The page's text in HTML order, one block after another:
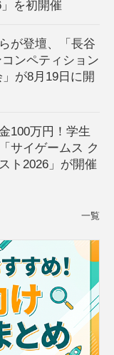
を初開催
が登壇、「長谷
ンペティション
が8月19日に開
100万円！学生
サイゲームス ク
ト2026」が開催
一覧